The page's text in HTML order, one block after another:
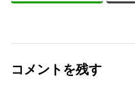
コメントを残す